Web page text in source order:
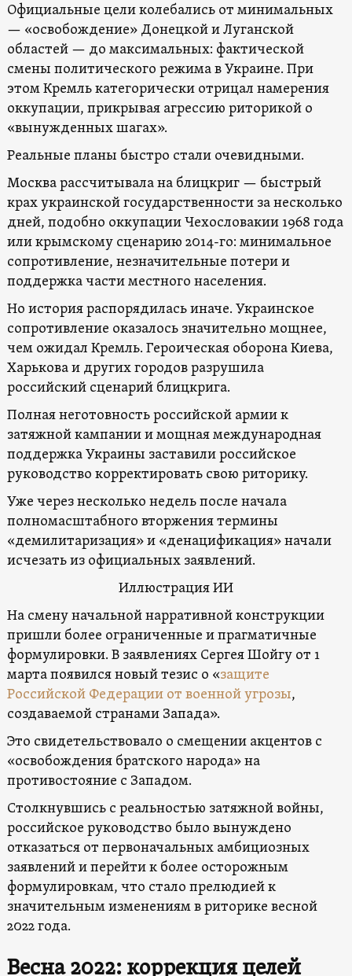
Официальные цели колебались от минимальных
— «освобождение» Донецкой и Луганской
областей — до максимальных: фактической
смены политического режима в Украине. При
этом Кремль категорически отрицал намерения
оккупации, прикрывая агрессию риторикой о
«вынужденных шагах».
Реальные планы быстро стали очевидными.
Москва рассчитывала на блицкриг — быстрый
крах украинской государственности за несколько
дней, подобно оккупации Чехословакии 1968 года
или крымскому сценарию 2014-го: минимальное
сопротивление, незначительные потери и
поддержка части местного населения.
Но история распорядилась иначе. Украинское
сопротивление оказалось значительно мощнее,
чем ожидал Кремль. Героическая оборона Киева,
Харькова и других городов разрушила
российский сценарий блицкрига.
Полная неготовность российской армии к
затяжной кампании и мощная международная
поддержка Украины заставили российское
руководство корректировать свою риторику.
Уже через несколько недель после начала
полномасштабного вторжения термины
«демилитаризация» и «денацификация» начали
исчезать из официальных заявлений.
Иллюстрация ИИ
На смену начальной нарративной конструкции
пришли более ограниченные и прагматичные
формулировки. В заявлениях Сергея Шойгу от 1
марта появился новый тезис о «защите
Российской Федерации от военной угрозы,
создаваемой странами Запада».
Это свидетельствовало о смещении акцентов с
«освобождения братского народа» на
противостояние с Западом.
Столкнувшись с реальностью затяжной войны,
российское руководство было вынуждено
отказаться от первоначальных амбициозных
заявлений и перейти к более осторожным
формулировкам, что стало прелюдией к
значительным изменениям в риторике весной
2022 года.
Весна 2022: коррекция целей